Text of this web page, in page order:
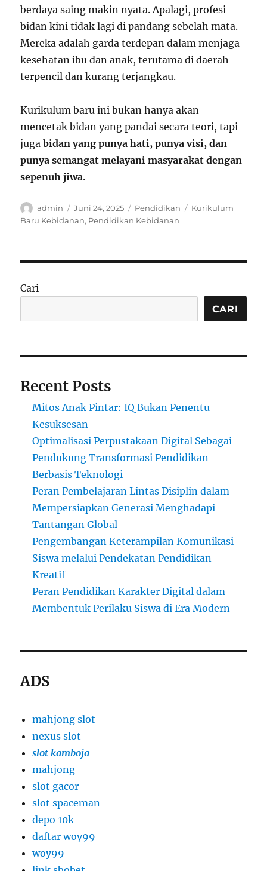
berdaya saing makin nyata. Apalagi, profesi
bidan kini tidak lagi di pandang sebelah mata.
Mereka adalah garda terdepan dalam menjaga
kesehatan ibu dan anak, terutama di daerah
terpencil dan kurang terjangkau.
Kurikulum baru ini bukan hanya akan
mencetak bidan yang pandai secara teori, tapi
jugabidan yang punya hati, punya visi, dan
punya semangat melayani masyarakat dengan
sepenuh jiwa.
Author
admin
Posted
on
Juni 24, 2025 Categories
Pendidikan Tags
Kurikulum
Baru Kebidanan, Pendidikan Kebidanan
Cari
CARI
Recent Posts
Mitos Anak Pintar: IQ Bukan Penentu
Kesuksesan
Optimalisasi Perpustakaan Digital Sebagai
Pendukung Transformasi Pendidikan
Berbasis Teknologi
Peran Pembelajaran Lintas Disiplin dalam
Mempersiapkan Generasi Menghadapi
Tantangan Global
Pengembangan Keterampilan Komunikasi
Siswa melalui Pendekatan Pendidikan
Kreatif
Peran Pendidikan Karakter Digital dalam
Membentuk Perilaku Siswa di Era Modern
ADS
mahjong slot
nexus slot
slot kamboja
mahjong
slot gacor
slot spaceman
depo 10k
daftar woy99
woy99